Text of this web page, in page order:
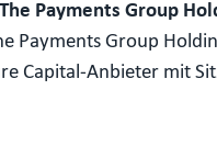
Payments Group
Payments Group
Capital-Anbieter mit